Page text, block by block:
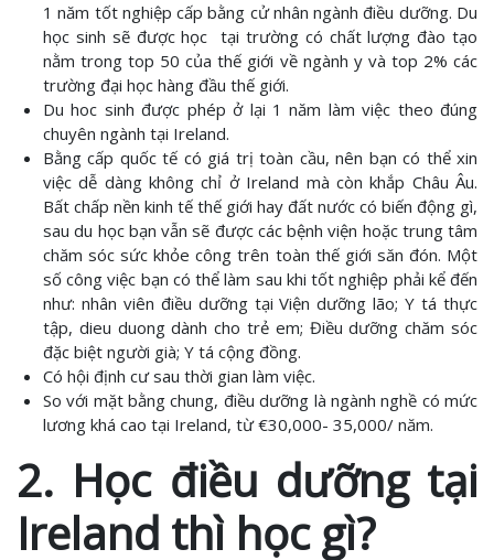
1 năm tốt nghiệp cấp bằng cử nhân ngành điều dưỡng. Du
học sinh sẽ được học tại trường có chất lượng đào tạo
nằm trong top 50 của thế giới về ngành y và top 2% các
trường đại học hàng đầu thế giới.
Du hoc sinh được phép ở lại 1 năm làm việc theo đúng
chuyên ngành tại Ireland.
Bằng cấp quốc tế có giá trị toàn cầu, nên bạn có thể xin
việc dễ dàng không chỉ ở Ireland mà còn khắp Châu Âu.
Bất chấp nền kinh tế thế giới hay đất nước có biến động gì,
sau du học bạn vẫn sẽ được các bệnh viện hoặc trung tâm
chăm sóc sức khỏe công trên toàn thế giới săn đón. Một
số công việc bạn có thể làm sau khi tốt nghiệp phải kể đến
như: nhân viên điều dưỡng tại Viện dưỡng lão; Y tá thực
tập, dieu duong dành cho trẻ em; Điều dưỡng chăm sóc
đặc biệt người già; Y tá cộng đồng.
Có hội định cư sau thời gian làm việc.
So với mặt bằng chung, điều dưỡng là ngành nghề có mức
lương khá cao tại Ireland, từ €30,000- 35,000/ năm.
2. Học điều dưỡng tại
Ireland thì học gì?